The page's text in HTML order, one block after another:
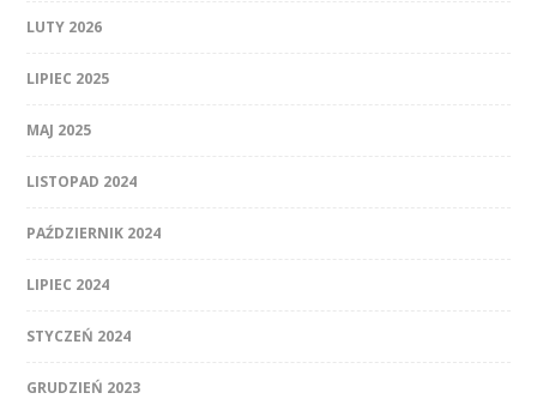
LUTY 2026
LIPIEC 2025
MAJ 2025
LISTOPAD 2024
PAŹDZIERNIK 2024
LIPIEC 2024
STYCZEŃ 2024
GRUDZIEŃ 2023